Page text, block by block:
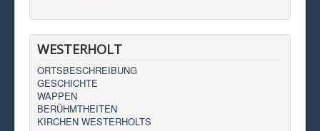
WESTERHOLT
ORTSBESCHREIBUNG
GESCHICHTE
WAPPEN
BERÜHMTHEITEN
KIRCHEN WESTERHOLTS